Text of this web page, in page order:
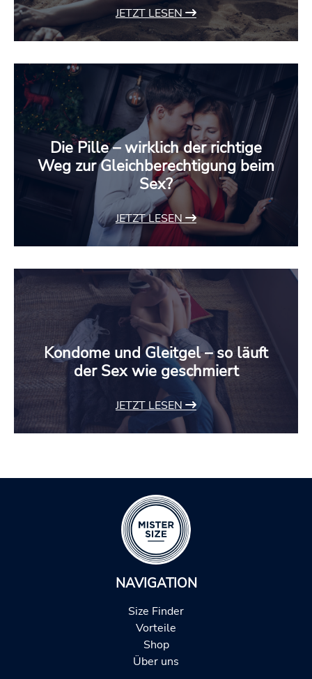
JETZT LESEN
Die Pille – wirklich der richtige
Weg zur Gleichberechtigung beim
Sex?
JETZT LESEN
Kondome und Gleitgel – so läuft
der Sex wie geschmiert
JETZT LESEN
NAVIGATION
Size Finder
Vorteile
Shop
Über uns